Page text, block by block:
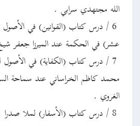
الله مجتهدي سرابي .
6 / درس كتاب (القوانين) في
عشر) في الحكمة عند الميرزا جعفر
7 / درس كتاب (الكفاية) في الأصول
محمد كاظم الخراساني عند سماحة
الغروي .
8 / درس كتاب (الأسفار) لملا